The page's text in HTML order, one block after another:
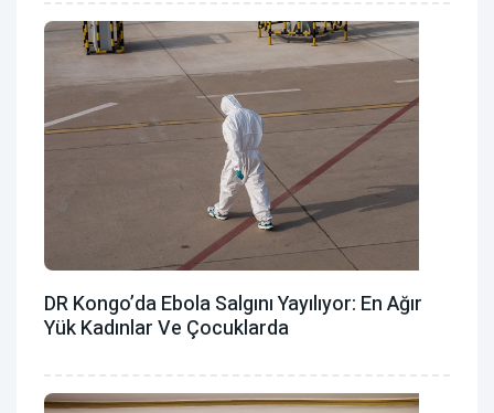
DR Kongo’da Ebola Salgını Yayılıyor: En Ağır
Yük Kadınlar Ve Çocuklarda